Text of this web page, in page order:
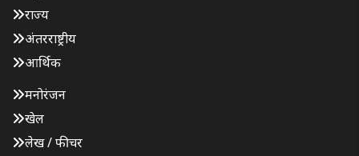
राज्य
अंतरराष्ट्रीय
आर्थिक
मनोरंजन
खेल
लेख / फीचर